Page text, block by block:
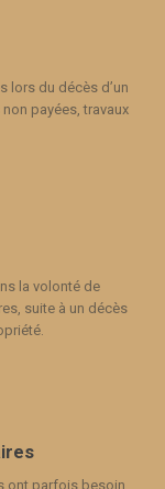
lors du décès d’un
payées, travaux
la volonté de
suite à un décès
ont parfois besoin